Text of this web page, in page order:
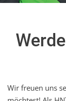
Wir freuen uns